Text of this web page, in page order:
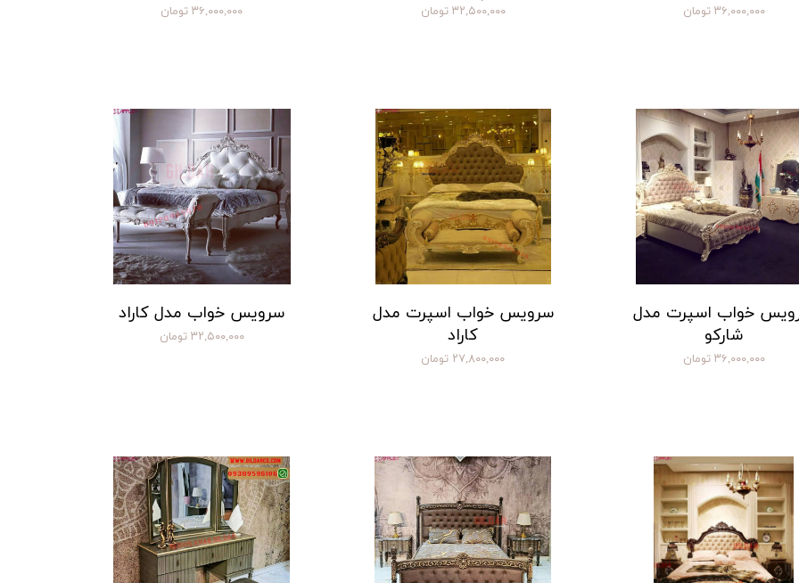
۳۶,۰۰۰,۰۰۰ تومان ۳۲,۵۰۰,۰۰۰ تومان ۳۶,۰۰۰,۰۰۰ تومان
خواب اسپرت مدل
شارکو
۳۶,۰۰۰,۰۰۰ تومان
سرویس خواب اسپرت مدل
کاراد
۲۷,۸۰۰,۰۰۰ تومان
سرویس خواب مدل کاراد
۳۲,۵۰۰,۰۰۰ تومان